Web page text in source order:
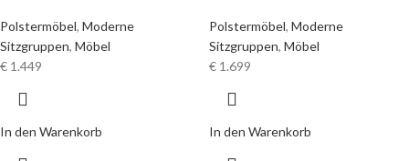
Polstermöbel, Moderne
Sitzgruppen, Möbel
€ 1.449
In den Warenkorb
Polstermöbel, Moderne
Sitzgruppen, Möbel
€ 1.699
In den Warenkorb